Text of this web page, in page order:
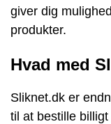
giver dig
produkter.
Hvad med
Sliknet.dk er
til at bestille